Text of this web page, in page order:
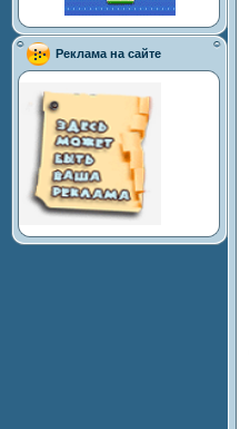
Реклама на сайте